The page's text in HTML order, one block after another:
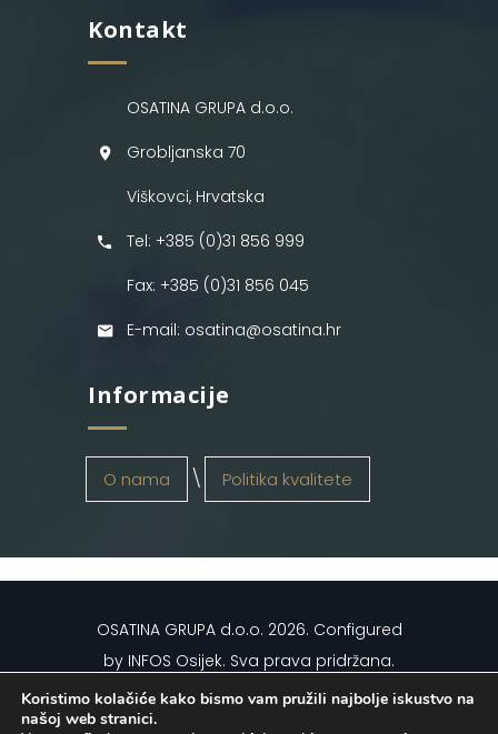
Kontakt
OSATINA GRUPA d.o.o.
Grobljanska 70
Viškovci, Hrvatska
Tel: +385 (0)31 856 999
Fax: +385 (0)31 856 045
E-mail: osatina@osatina.hr
Informacije
O nama Politika kvalitete
OSATINA GRUPA d.o.o. 2026. Configured
by INFOS Osijek. Sva prava pridržana.
Koristimo kolačiće kako bismo vam pružili najbolje iskustvo na
našoj web stranici.